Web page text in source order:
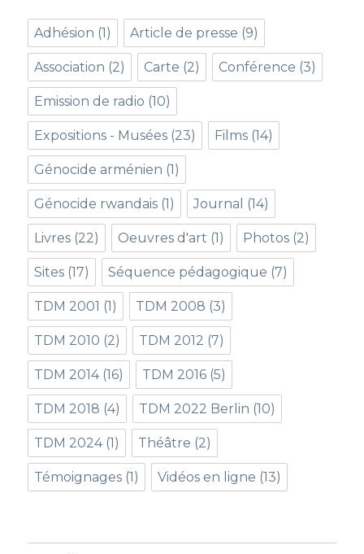
Adhésion (1) Article de presse (9)
Association (2) Carte (2) Conférence (3)
Emission de radio (10)
Expositions - Musées (23) Films (14)
Génocide arménien (1)
Génocide rwandais (1) Journal (14)
Livres (22) Oeuvres d'art (1) Photos (2)
Sites (17) Séquence pédagogique (7)
TDM 2001 (1) TDM 2008 (3)
TDM 2010 (2) TDM 2012 (7)
TDM 2014(16) TDM 2016 (5)
TDM 2018 (4) TDM 2022 Berlin (10)
TDM 2024(1) Théâtre (2)
Témoignages (1) Vidéos en ligne (13)